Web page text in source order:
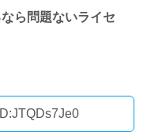
ら問題ないライセ
ID:JTQDs7Je0